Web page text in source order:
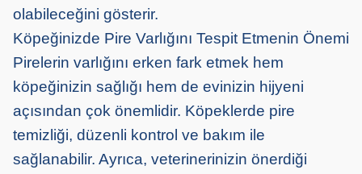
olabileceğini gösterir.
Köpeğinizde Pire Varlığını Tespit Etmenin Önemi
Pirelerin varlığını erken fark etmek hem
köpeğinizin sağlığı hem de evinizin hijyeni
açısından çok önemlidir. Köpeklerde pire
temizliği, düzenli kontrol ve bakım ile
sağlanabilir. Ayrıca, veterinerinizin önerdiği